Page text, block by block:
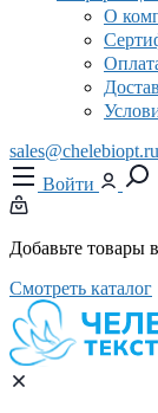
О
sales@chelebiopt.ru
Войти
Добавьте товары
Смотреть каталог